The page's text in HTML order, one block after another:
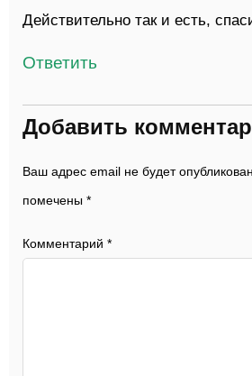
Действительно так и есть,
Ответить
Добавить
Ваш адрес email не будет опубликован.
помечены *
Комментарий *